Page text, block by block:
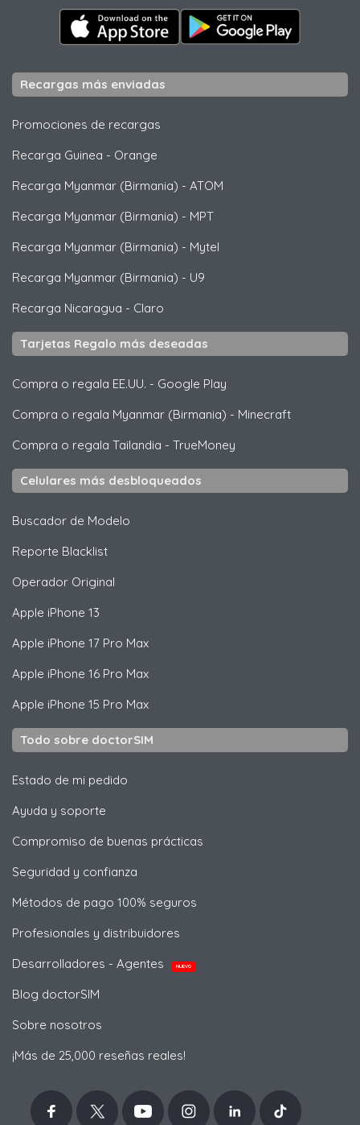
Recargas más enviadas
Promociones de recargas
Recarga Guinea - Orange
Recarga Myanmar (Birmania) - ATOM
Recarga Myanmar (Birmania) - MPT
Recarga Myanmar (Birmania) - Mytel
Recarga Myanmar (Birmania) - U9
Recarga Nicaragua - Claro
Tarjetas Regalo más deseadas
Compra o regala EE.UU. - Google Play
Compra o regala Myanmar (Birmania) - Minecraft
Compra o regala Tailandia - TrueMoney
Celulares más desbloqueados
Buscador de Modelo
Reporte Blacklist
Operador Original
Apple iPhone 13
Apple iPhone 17 Pro Max
Apple iPhone 16 Pro Max
Apple iPhone 15 Pro Max
Todo sobre doctorSIM
Estado de mi pedido
Ayuda y soporte
Compromiso de buenas prácticas
Seguridad y confianza
Métodos de pago 100% seguros
Profesionales y distribuidores
Desarrolladores - Agentes
NUEVO
Blog doctorSIM
Sobre nosotros
¡Más de 25,000 reseñas reales!